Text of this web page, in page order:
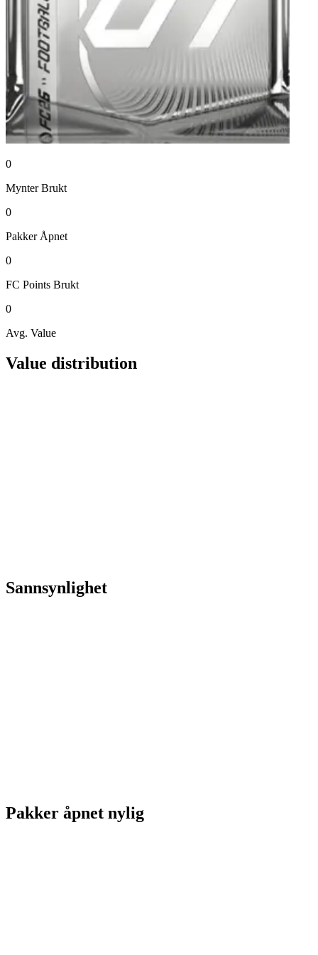
0
Mynter Brukt
0
Pakker Åpnet
0
FC Points Brukt
0
Avg. Value
Value distribution
Sannsynlighet
Pakker åpnet nylig